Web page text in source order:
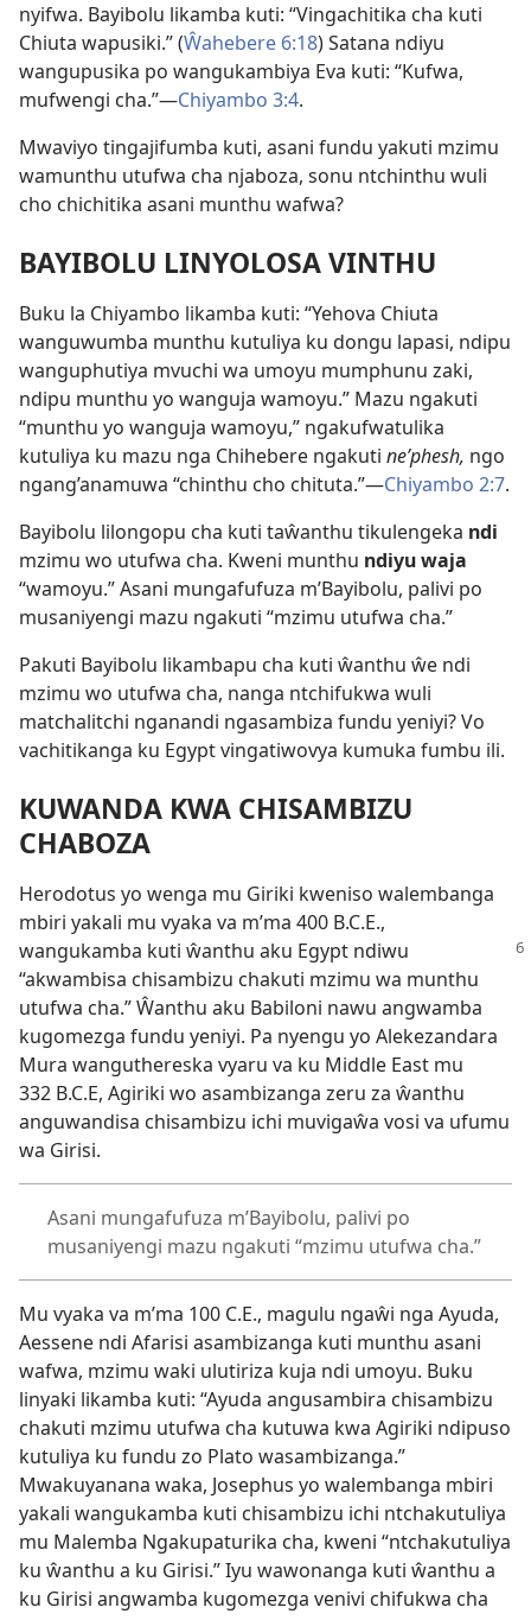
nyifwa. Bayibolu likamba kuti: “Vingachitika cha kuti
Chiuta wapusiki.” (Ŵahebere 6:18) Satana ndiyu
wangupusika po wangukambiya Eva kuti: “Kufwa,
mufwengi cha.”—Chiyambo 3:4.
Mwaviyo tingajifumba kuti, asani fundu yakuti mzimu
wamunthu utufwa cha njaboza, sonu ntchinthu wuli
cho chichitika asani munthu wafwa?
BAYIBOLU LINYOLOSA VINTHU
Buku la Chiyambo likamba kuti: “Yehova Chiuta
wanguwumba munthu kutuliya ku dongu lapasi, ndipu
wanguphutiya mvuchi wa umoyu mumphunu zaki,
ndipu munthu yo wanguja wamoyu.” Mazu ngakuti
“munthu yo wanguja wamoyu,” ngakufwatulika
kutuliya ku mazu nga Chihebere ngakuti ne’phesh, ngo
ngang’anamuwa “chinthu cho chituta.”—Chiyambo 2:7.
Bayibolu lilongopu cha kuti taŵanthu tikulengeka ndi
mzimu wo utufwa cha. Kweni munthu ndiyu waja
“wamoyu.” Asani mungafufuza m’Bayibolu, palivi po
musaniyengi mazu ngakuti “mzimu utufwa cha.”
Pakuti Bayibolu likambapu cha kuti ŵanthu ŵe ndi
mzimu wo utufwa cha, nanga ntchifukwa wuli
matchalitchi nganandi ngasambiza fundu yeniyi? Vo
vachitikanga ku Egypt vingatiwovya kumuka fumbu ili.
KUWANDA KWA CHISAMBIZU
CHABOZA
Herodotus yo wenga mu Giriki kweniso walembanga
mbiri yakali mu vyaka va m’ma 400 B.C.E.,
wangukamba kuti ŵanthu aku Egypt ndiwu
“akwambisa chisambizu chakuti mzimu wa munthu
utufwa cha.” Ŵanthu aku Babiloni nawu angwamba
kugomezga fundu yeniyi. Pa nyengu yo Alekezandara
Mura wanguthereska vyaru va ku Middle East mu
332 B.C.E, Agiriki wo asambizanga zeru za ŵanthu
anguwandisa chisambizu ichi muvigaŵa vosi va ufumu
wa Girisi.
Asani mungafufuza m’Bayibolu, palivi po
musaniyengi mazu ngakuti “mzimu utufwa cha.”
Mu vyaka va m’ma 100 C.E., magulu ngaŵi nga Ayuda,
Aessene ndi Afarisi asambizanga kuti munthu asani
wafwa, mzimu waki ulutiriza kuja ndi umoyu. Buku
linyaki likamba kuti: “Ayuda angusambira chisambizu
chakuti mzimu utufwa cha kutuwa kwa Agiriki ndipuso
kutuliya ku fundu zo Plato wasambizanga.”
Mwakuyanana waka, Josephus yo walembanga mbiri
yakali wangukamba kuti chisambizu ichi ntchakutuliya
mu Malemba Ngakupaturika cha, kweni “ntchakutuliya
ku ŵanthu a ku Girisi.” Iyu wawonanga kuti ŵanthu a
ku Girisi angwamba kugomezga venivi chifukwa cha